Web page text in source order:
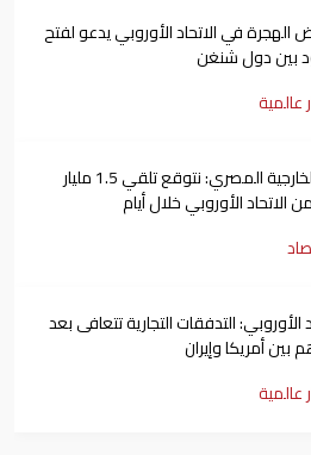
في الاتحاد الأوروبي يدعو لفتح
بين دول شنغن
عالمية
وزير الخارجية المصري: نتوقع تلقي 1.5 مليار
الاتحاد الأوروبي خلال أيام
الأوروبي: التدفقات التجارية تتعافى ⁠بعد
بين أمريكا وإيران
عالمية